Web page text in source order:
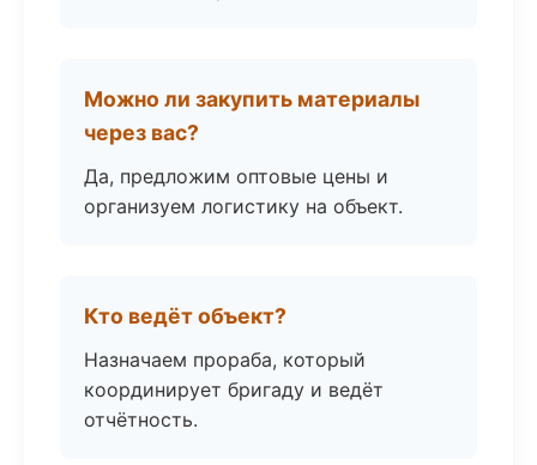
Можно ли закупить материалы
через вас?
Да, предложим оптовые цены и
организуем логистику на объект.
Кто ведёт объект?
Назначаем прораба, который
координирует бригаду и ведёт
отчётность.